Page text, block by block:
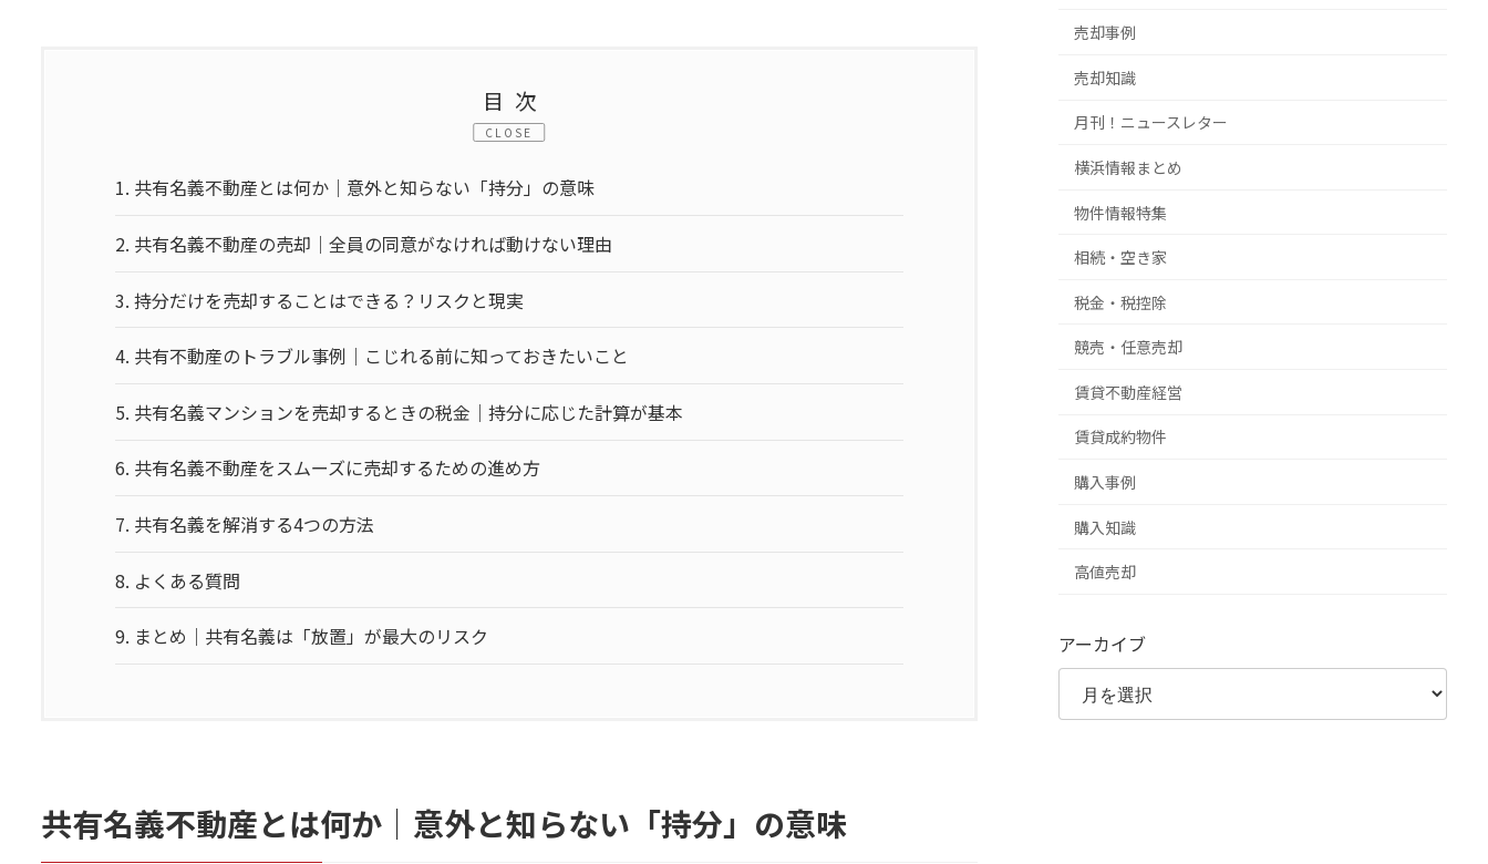
目次
CLOSE
1. 共有名義不動産とは何か｜意外と知らない「持分」の意味
2. 共有名義不動産の売却｜全員の同意がなければ動けない理由
3. 持分だけを売却することはできる？リスクと現実
4. 共有不動産のトラブル事例｜こじれる前に知っておきたいこと
5. 共有名義マンションを売却するときの税金｜持分に応じた計算が基本
6. 共有名義不動産をスムーズに売却するための進め方
7. 共有名義を解消する4つの方法
8. よくある質問
9. まとめ｜共有名義は「放置」が最大のリスク
共有名義不動産とは何か｜意外と知らない「持分」の意味
売却事例
売却知識
月刊！ニュースレター
横浜情報まとめ
物件情報特集
相続・空き家
税金・税控除
競売・任意売却
賃貸不動産経営
賃貸成約物件
購入事例
購入知識
高値売却
アーカイブ